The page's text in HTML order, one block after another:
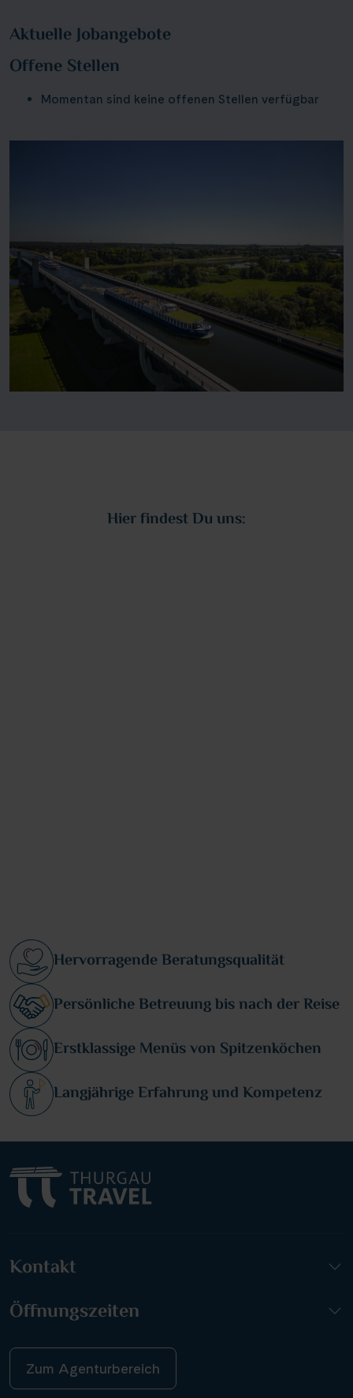
Aktuelle Jobangebote
Offene Stellen
Momentan sind keine offenen Stellen verfügbar
Hier findest Du uns:
Hervorragende Beratungsqualität
Persönliche Betreuung bis nach der Reise
Erstklassige Menüs von Spitzenköchen
Langjährige Erfahrung und Kompetenz
Kontakt
Öffnungszeiten
Zum Agenturbereich